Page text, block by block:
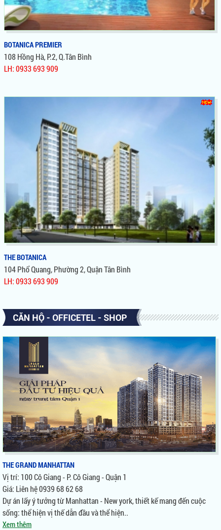
BOTANICA PREMIER
108 Hồng Hà, P.2, Q.Tân Bình
LH: 0933 693 909
BOTANICA PREMIER
Trí Vàng Mặt Tiền Đường Hồng Hà, View Thẳng Công Viên Gia
Định Chiết Khấu Đến 12%, Bàn Giao Hoàn Thiện, Cơ Hội Cực
Tốt Để Đầu Tư Và Định Cư. Cơn sốt mới cho thị trường khu tây
bắc Sài Gòn. Được các nhà đầu tư Bất Động Sản đánh giá là
Căn Hộ đáng để ở và đầu tư nhất.
THE BOTANICA
104 Phổ Quang, Phường 2, Quận Tân Bình
LH: 0933 693 909
THE BOTANICA
Sở Hữu Vị Trí Có 1 Không 2, Liền Kề Sân Bay Tân Sơn Nhất,
Nhất Khu Vực, Cơ Hội Tuyệt Vời Để Đầu Tư & Sở Hữu Căn Hộ
Từ Novaland
CĂN HỘ - OFFICETEL - SHOP
THE GRAND MANHATTAN
Vị trí: 100 Cô Giang - P. Cô Giang - Quận 1
Giá: Liên hệ 0939 68 62 68
Dự án lấy ý tưởng từ Manhattan - New york, thiết kế mang đến cuộc
sống: thể hiện vị thế dẫn đầu và thể hiện..
Xem thêm
VICTORIA VILLAGE